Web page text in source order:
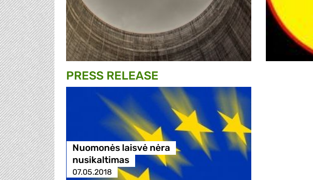
PRESS RELEASE
Nuomonės laisvė nėra
nusikaltimas
07.05.2018